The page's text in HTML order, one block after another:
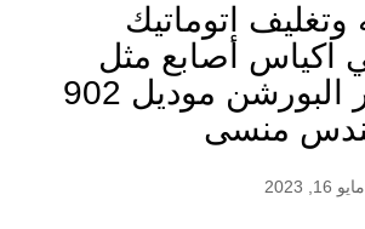
وتغليف اتوماتيك
اكياس أصابع مثل
تعبئة السكر البورشن موديل 902
منسى
مايو 16, 2023